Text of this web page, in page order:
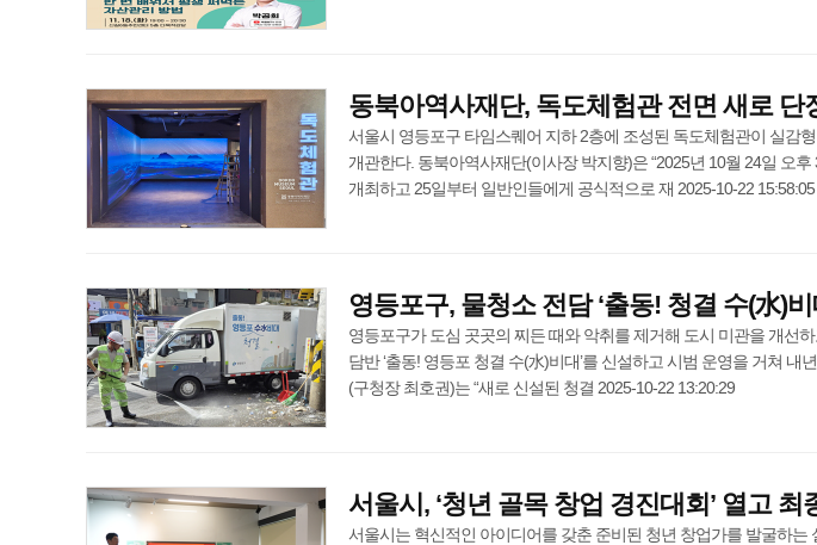
동북아역사재단, 독도체험관 전면 새로 단
서울시 영등포구 타임스퀘어 지하 2층에 조성된 독도체험관이 실감
개관한다. 동북아역사재단(이사장 박지향)은 “2025년 10월 24일 오
개최하고 25일부터 일반인들에게 공식적으로 재 2025-10-22 15:58:05
영등포구, 물청소 전담 ‘출동! 청결 수(水)비
영등포구가 도심 곳곳의 찌든 때와 악취를 제거해 도시 미관을 개선
담반 ‘출동! 영등포 청결 수(水)비대’를 신설하고 시범 운영을 거쳐
(구청장 최호권)는 “새로 신설된 청결 2025-10-22 13:20:29
서울시, ‘청년 골목 창업 경진대회’ 열고 최
서울시는 혁신적인 아이디어를 갖춘 준비된 청년 창업가를 발굴하는